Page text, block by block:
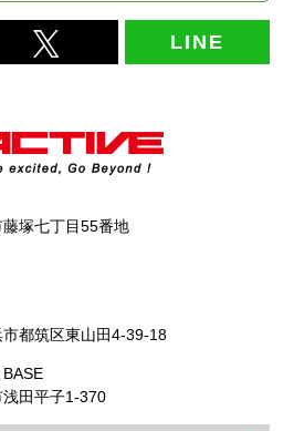
LINE
塚七丁目55番地
都筑区東山田4-39-18
田平子1-370